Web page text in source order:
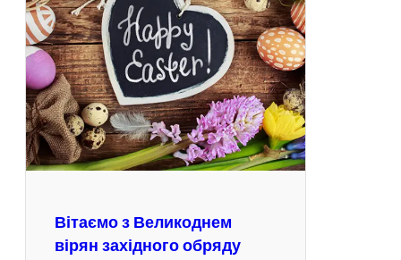
Вітаємо з Великоднем
вірян західного обряду